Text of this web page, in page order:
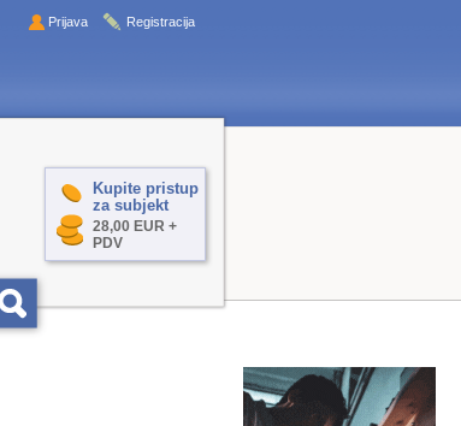
Prijava Registracija
Kupite pristup
za subjekt
28,00 EUR +
PDV